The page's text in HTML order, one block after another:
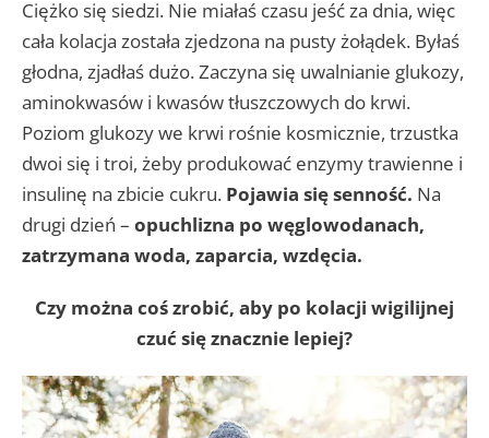
Ciężko się siedzi. Nie miałaś czasu jeść za dnia, więc
cała kolacja została zjedzona na pusty żołądek. Byłaś
głodna, zjadłaś dużo. Zaczyna się uwalnianie glukozy,
aminokwasów i kwasów tłuszczowych do krwi.
Poziom glukozy we krwi rośnie kosmicznie, trzustka
dwoi się i troi, żeby produkować enzymy trawienne i
insulinę na zbicie cukru. Pojawia się senność. Na
drugi dzień – opuchlizna po węglowodanach,
zatrzymana woda, zaparcia, wzdęcia.
Czy można coś zrobić, aby po kolacji wigilijnej
czuć się znacznie lepiej?